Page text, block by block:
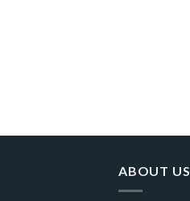
ABOUT US